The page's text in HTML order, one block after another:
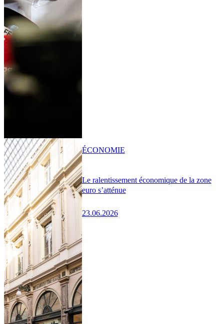
Le ralentissement économique de la zone
euro s’atténue
23.06.2026
ÉCONOMIE